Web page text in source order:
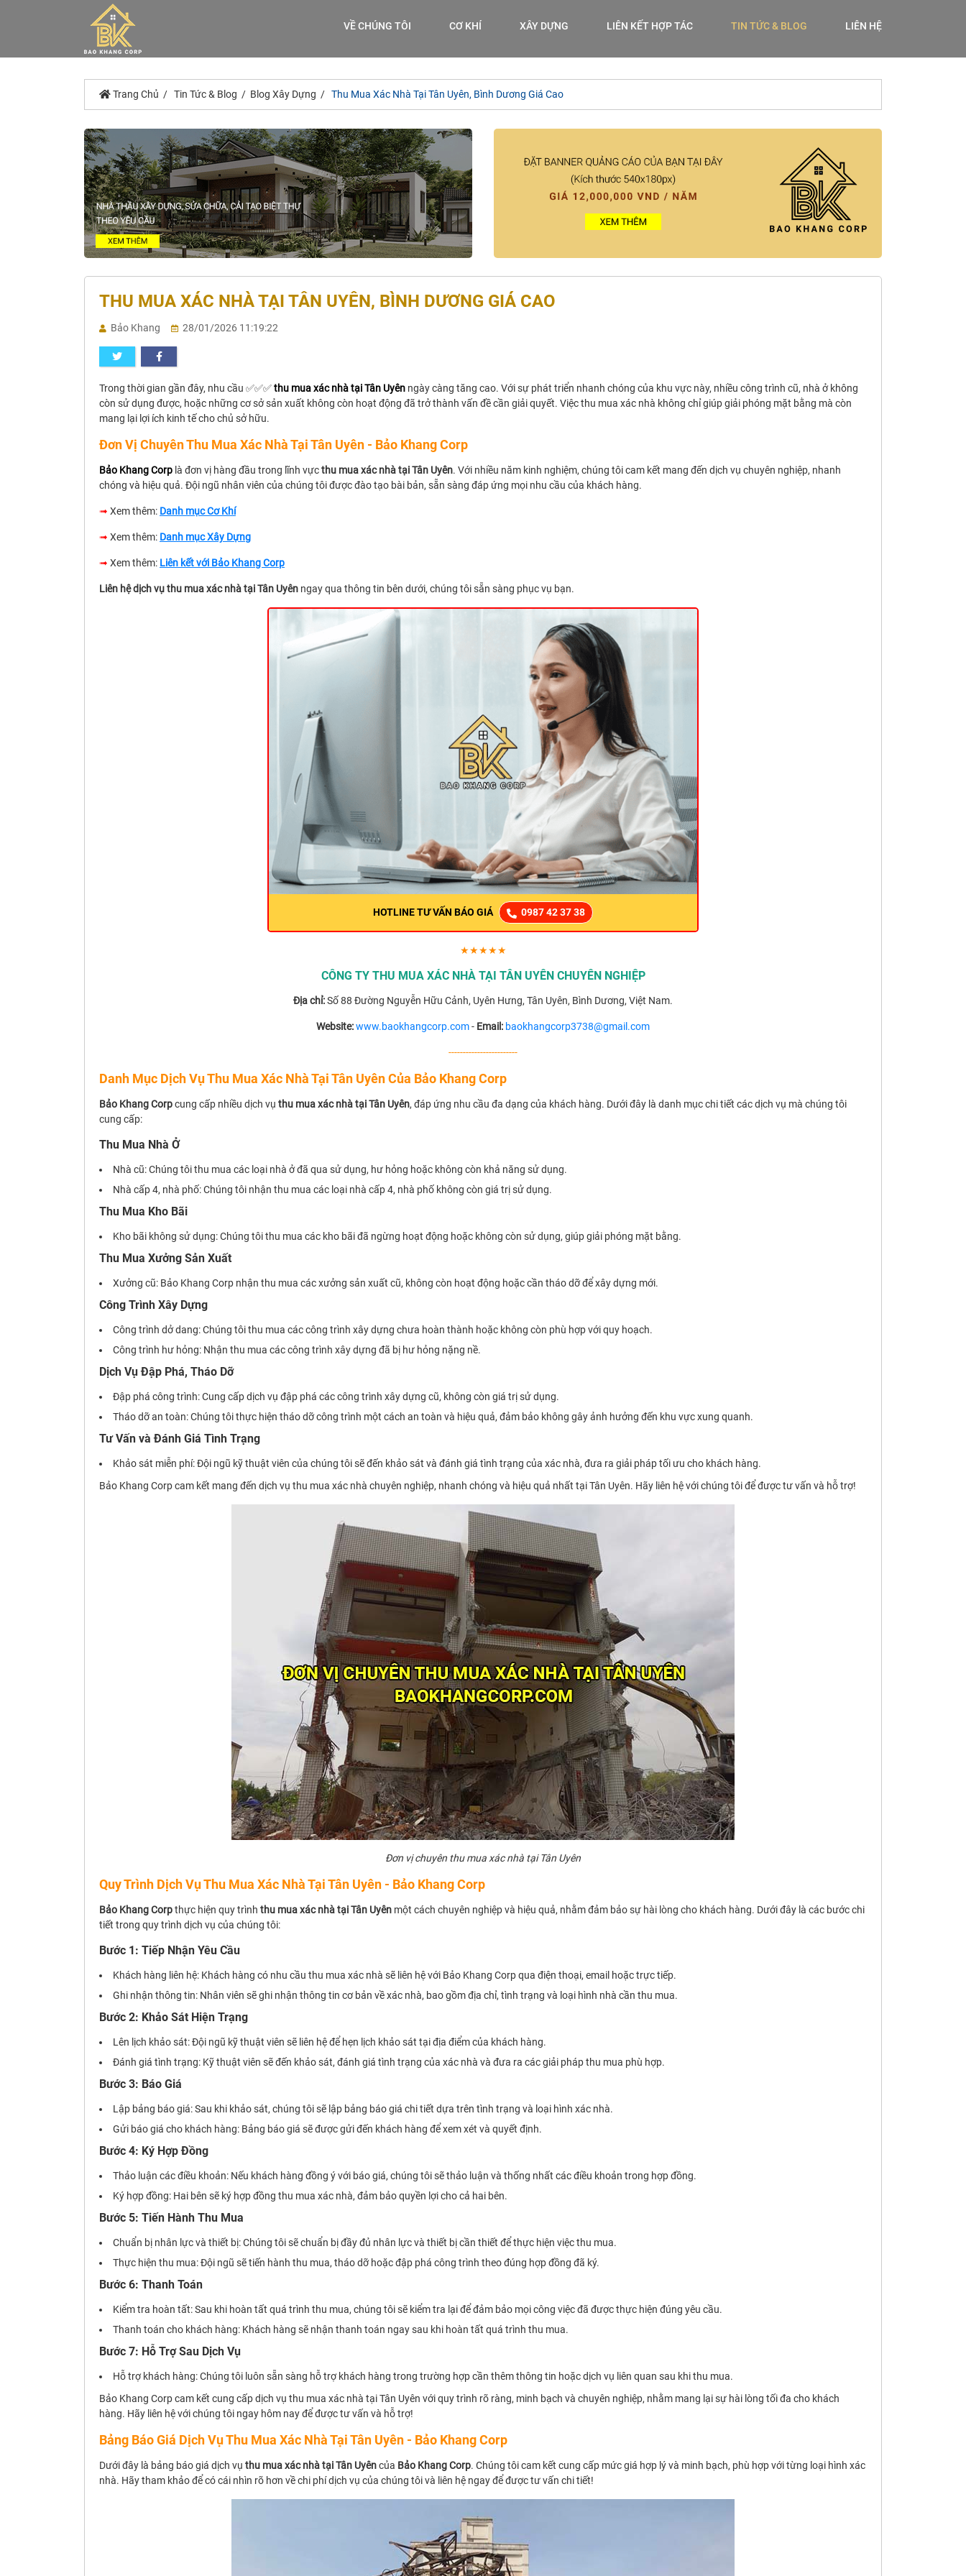
VỀ CHÚNG TÔI CƠ KHÍ XÂY DỰNG LIÊN KẾT HỢP TÁC TIN TỨC & BLOG LIÊN HỆ
Trang Chủ Tin Tức & Blog Blog Xây Dựng Thu Mua Xác Nhà Tại Tân Uyên, Bình Dương Giá Cao
THU MUA XÁC NHÀ TẠI TÂN UYÊN, BÌNH DƯƠNG GIÁ CAO
Bảo Khang 28/01/2026 11:19:22
Trong thời gian gần đây, nhu cầu ✅✅✅thu mua xác nhà tại Tân Uyên ngày càng tăng cao. Với sự phát triển nhanh chóng của khu vực này, nhiều công trình cũ, nhà ở không
còn sử dụng được, hoặc những cơ sở sản xuất không còn hoạt động đã trở thành vấn đề cần giải quyết. Việc thu mua xác nhà không chỉ giúp giải phóng mặt bằng mà còn
mang lại lợi ích kinh tế cho chủ sở hữu.
Đơn Vị Chuyên Thu Mua Xác Nhà Tại Tân Uyên - Bảo Khang Corp
Bảo Khang Corp là đơn vị hàng đầu trong lĩnh vựcthu mua xác nhà tại Tân Uyên. Với nhiều năm kinh nghiệm, chúng tôi cam kết mang đến dịch vụ chuyên nghiệp, nhanh
chóng và hiệu quả. Đội ngũ nhân viên của chúng tôi được đào tạo bài bản, sẵn sàng đáp ứng mọi nhu cầu của khách hàng.
➟ Xem thêm: Danh mục Cơ Khí
➟ Xem thêm: Danh mục Xây Dựng
➟ Xem thêm: Liên kết với Bảo Khang Corp
Liên hệ dịch vụ thu mua xác nhà tại Tân Uyên ngay qua thông tin bên dưới, chúng tôi sẵn sàng phục vụ bạn.
HOTLINE TƯ VẤN BÁO GIÁ 0987 42 37 38
★★★★★
CÔNG TY THU MUA XÁC NHÀ TẠI TÂN UYÊN CHUYÊN NGHIỆP
Địa chỉ:Số 88 Đường Nguyễn Hữu Cảnh, Uyên Hưng, Tân Uyên, Bình Dương, Việt Nam.
Website:www.baokhangcorp.com- Email: baokhangcorp3738@gmail.com
------------------------
Danh Mục Dịch Vụ Thu Mua Xác Nhà Tại Tân Uyên Của Bảo Khang Corp
Bảo Khang Corpcung cấp nhiều dịch vụ thu mua xác nhà tại Tân Uyên, đáp ứng nhu cầu đa dạng của khách hàng. Dưới đây là danh mục chi tiết các dịch vụ mà chúng tôi
cung cấp:
Thu Mua Nhà Ở
Nhà cũ: Chúng tôi thu mua các loại nhà ở đã qua sử dụng, hư hỏng hoặc không còn khả năng sử dụng.
Nhà cấp 4, nhà phố: Chúng tôi nhận thu mua các loại nhà cấp 4, nhà phố không còn giá trị sử dụng.
Thu Mua Kho Bãi
Kho bãi không sử dụng: Chúng tôi thu mua các kho bãi đã ngừng hoạt động hoặc không còn sử dụng, giúp giải phóng mặt bằng.
Thu Mua Xưởng Sản Xuất
Xưởng cũ: Bảo Khang Corp nhận thu mua các xưởng sản xuất cũ, không còn hoạt động hoặc cần tháo dỡ để xây dựng mới.
Công Trình Xây Dựng
Công trình dở dang: Chúng tôi thu mua các công trình xây dựng chưa hoàn thành hoặc không còn phù hợp với quy hoạch.
Công trình hư hỏng: Nhận thu mua các công trình xây dựng đã bị hư hỏng nặng nề.
Dịch Vụ Đập Phá, Tháo Dỡ
Đập phá công trình: Cung cấp dịch vụ đập phá các công trình xây dựng cũ, không còn giá trị sử dụng.
Tháo dỡ an toàn: Chúng tôi thực hiện tháo dỡ công trình một cách an toàn và hiệu quả, đảm bảo không gây ảnh hưởng đến khu vực xung quanh.
Tư Vấn và Đánh Giá Tình Trạng
Khảo sát miễn phí: Đội ngũ kỹ thuật viên của chúng tôi sẽ đến khảo sát và đánh giá tình trạng của xác nhà, đưa ra giải pháp tối ưu cho khách hàng.
Bảo Khang Corp cam kết mang đến dịch vụ thu mua xác nhà chuyên nghiệp, nhanh chóng và hiệu quả nhất tại Tân Uyên. Hãy liên hệ với chúng tôi để được tư vấn và hỗ trợ!
Đơn vị chuyên thu mua xác nhà tại Tân Uyên
Quy Trình Dịch Vụ Thu Mua Xác Nhà Tại Tân Uyên - Bảo Khang Corp
Bảo Khang Corpthực hiện quy trình thu mua xác nhà tại Tân Uyên một cách chuyên nghiệp và hiệu quả, nhằm đảm bảo sự hài lòng cho khách hàng. Dưới đây là các bước chi
tiết trong quy trình dịch vụ của chúng tôi:
Bước 1: Tiếp Nhận Yêu Cầu
Khách hàng liên hệ: Khách hàng có nhu cầu thu mua xác nhà sẽ liên hệ với Bảo Khang Corp qua điện thoại, email hoặc trực tiếp.
Ghi nhận thông tin: Nhân viên sẽ ghi nhận thông tin cơ bản về xác nhà, bao gồm địa chỉ, tình trạng và loại hình nhà cần thu mua.
Bước 2: Khảo Sát Hiện Trạng
Lên lịch khảo sát: Đội ngũ kỹ thuật viên sẽ liên hệ để hẹn lịch khảo sát tại địa điểm của khách hàng.
Đánh giá tình trạng: Kỹ thuật viên sẽ đến khảo sát, đánh giá tình trạng của xác nhà và đưa ra các giải pháp thu mua phù hợp.
Bước 3: Báo Giá
Lập bảng báo giá: Sau khi khảo sát, chúng tôi sẽ lập bảng báo giá chi tiết dựa trên tình trạng và loại hình xác nhà.
Gửi báo giá cho khách hàng: Bảng báo giá sẽ được gửi đến khách hàng để xem xét và quyết định.
Bước 4: Ký Hợp Đồng
Thảo luận các điều khoản: Nếu khách hàng đồng ý với báo giá, chúng tôi sẽ thảo luận và thống nhất các điều khoản trong hợp đồng.
Ký hợp đồng: Hai bên sẽ ký hợp đồng thu mua xác nhà, đảm bảo quyền lợi cho cả hai bên.
Bước 5: Tiến Hành Thu Mua
Chuẩn bị nhân lực và thiết bị: Chúng tôi sẽ chuẩn bị đầy đủ nhân lực và thiết bị cần thiết để thực hiện việc thu mua.
Thực hiện thu mua: Đội ngũ sẽ tiến hành thu mua, tháo dỡ hoặc đập phá công trình theo đúng hợp đồng đã ký.
Bước 6: Thanh Toán
Kiểm tra hoàn tất: Sau khi hoàn tất quá trình thu mua, chúng tôi sẽ kiểm tra lại để đảm bảo mọi công việc đã được thực hiện đúng yêu cầu.
Thanh toán cho khách hàng: Khách hàng sẽ nhận thanh toán ngay sau khi hoàn tất quá trình thu mua.
Bước 7: Hỗ Trợ Sau Dịch Vụ
Hỗ trợ khách hàng: Chúng tôi luôn sẵn sàng hỗ trợ khách hàng trong trường hợp cần thêm thông tin hoặc dịch vụ liên quan sau khi thu mua.
Bảo Khang Corp cam kết cung cấp dịch vụ thu mua xác nhà tại Tân Uyên với quy trình rõ ràng, minh bạch và chuyên nghiệp, nhằm mang lại sự hài lòng tối đa cho khách
hàng. Hãy liên hệ với chúng tôi ngay hôm nay để được tư vấn và hỗ trợ!
Bảng Báo Giá Dịch Vụ Thu Mua Xác Nhà Tại Tân Uyên - Bảo Khang Corp
Dưới đây là bảng báo giá dịch vụ thu mua xác nhà tại Tân Uyêncủa Bảo Khang Corp. Chúng tôi cam kết cung cấp mức giá hợp lý và minh bạch, phù hợp với từng loại hình xác
nhà. Hãy tham khảo để có cái nhìn rõ hơn về chi phí dịch vụ của chúng tôi và liên hệ ngay để được tư vấn chi tiết!